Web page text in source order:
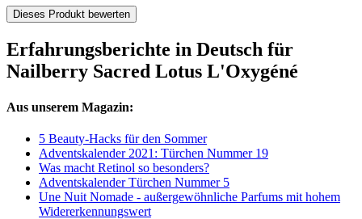
Dieses Produkt bewerten
Erfahrungsberichte in Deutsch für
Nailberry Sacred Lotus L'Oxygéné
Aus unserem Magazin:
5 Beauty-Hacks für den Sommer
Adventskalender 2021: Türchen Nummer 19
Was macht Retinol so besonders?
Adventskalender Türchen Nummer 5
Une Nuit Nomade - außergewöhnliche Parfums mit hohem
Widererkennungswert